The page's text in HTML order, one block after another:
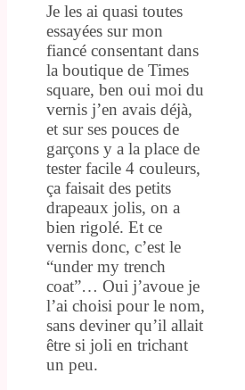
Je les ai quasi toutes
essayées sur mon
fiancé consentant dans
la boutique de Times
square, ben oui moi du
vernis j’en avais déjà,
et sur ses pouces de
garçons y a la place de
tester facile 4 couleurs,
ça faisait des petits
drapeaux jolis, on a
bien rigolé. Et ce
vernis donc, c’est le
“under my trench
coat”… Oui j’avoue je
l’ai choisi pour le nom,
sans deviner qu’il allait
être si joli en trichant
un peu.